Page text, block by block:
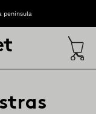
península